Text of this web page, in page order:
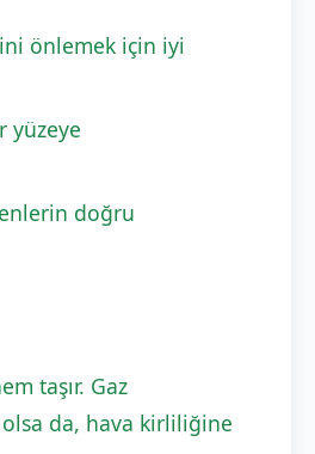
önlemek için iyi
yüzeye
doğru
taşır. Gaz
da, hava kirliliğine